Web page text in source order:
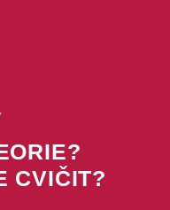
CVIČIT?